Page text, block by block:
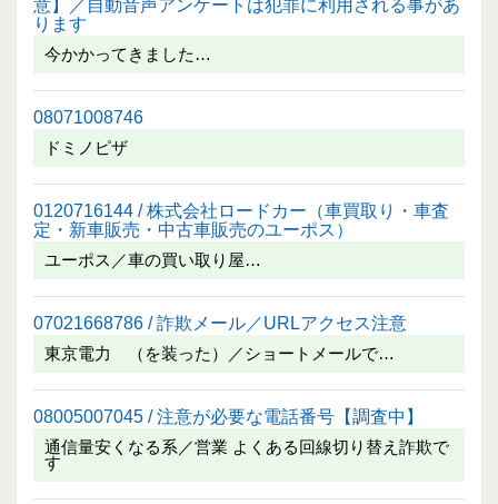
意】／自動音声アンケートは犯罪に利用される事があ
ります
今かかってきました…
08071008746
ドミノピザ
0120716144 / 株式会社ロードカー（車買取り・車査
定・新車販売・中古車販売のユーポス）
ユーポス／車の買い取り屋…
07021668786 / 詐欺メール／URLアクセス注意
東京電力 （を装った）／ショートメールで…
08005007045 / 注意が必要な電話番号【調査中】
通信量安くなる系／営業 よくある回線切り替え詐欺で
す